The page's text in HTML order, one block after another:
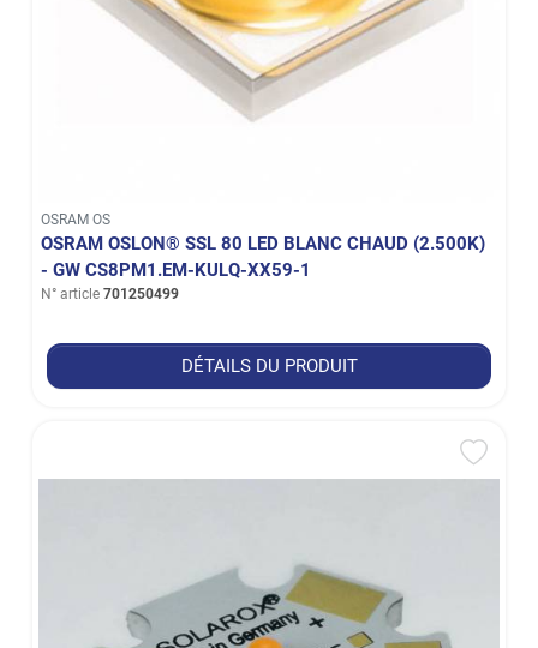
OSRAM OS
OSRAM OSLON® SSL 80 LED BLANC CHAUD (2.500K)
- GW CS8PM1.EM-KULQ-XX59-1
N° article 701250499
DÉTAILS DU PRODUIT